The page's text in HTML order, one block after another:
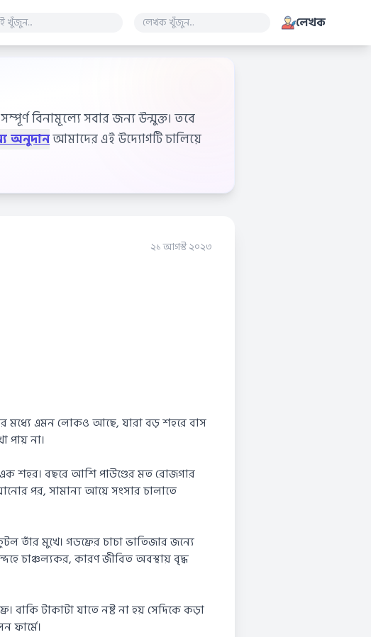
লেখক
বিনামূল্যে সবার জন্য উন্মুক্ত। তবে
সামান্য অনুদানআমাদের এই উদ্যোগটি চালিয়ে
২১ আগস্ট ২০২৩
মধ্যে এমন লোকও আছে, যারা বড় শহরে বাস
পায় না।
এক শহর। বছরে আশি পাউণ্ডের মত রোজগার
পর, সামান্য আয়ে সংসার চালাতে
তাঁর মুখে। গডফ্রের চাচা ভাতিজার জন্যে
চাঞ্চল্যকর, কারণ জীবিত অবস্থায় বৃদ্ধ
বাকি টাকাটা যাতে নষ্ট না হয় সেদিকে কড়া
ফার্মে।